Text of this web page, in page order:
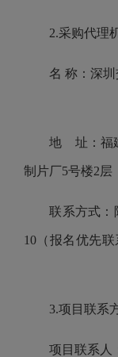
2.采购代理机
名 称：深
地 址：福建
制片
联系方式：陈
10（报名优
3.项目联系
项目联系人